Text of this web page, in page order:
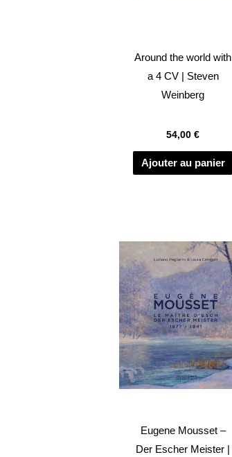
Around the world with
a 4 CV | Steven
Weinberg
54,00€
Ajouter au panier
Eugene Mousset –
Der Escher Meister |